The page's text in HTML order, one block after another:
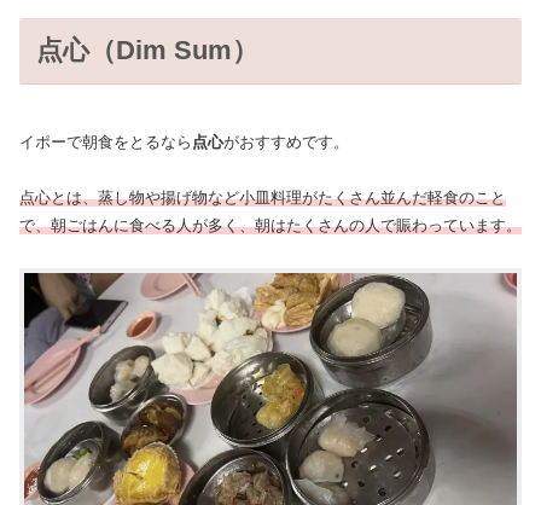
点心（Dim Sum）
イポーで朝食をとるなら 点心がおすすめです。
点心とは、蒸し物や揚げ物など小皿料理がたくさん並んだ軽食のこと
で、朝ごはんに食べる人が多く、朝はたくさんの人で賑わっています。